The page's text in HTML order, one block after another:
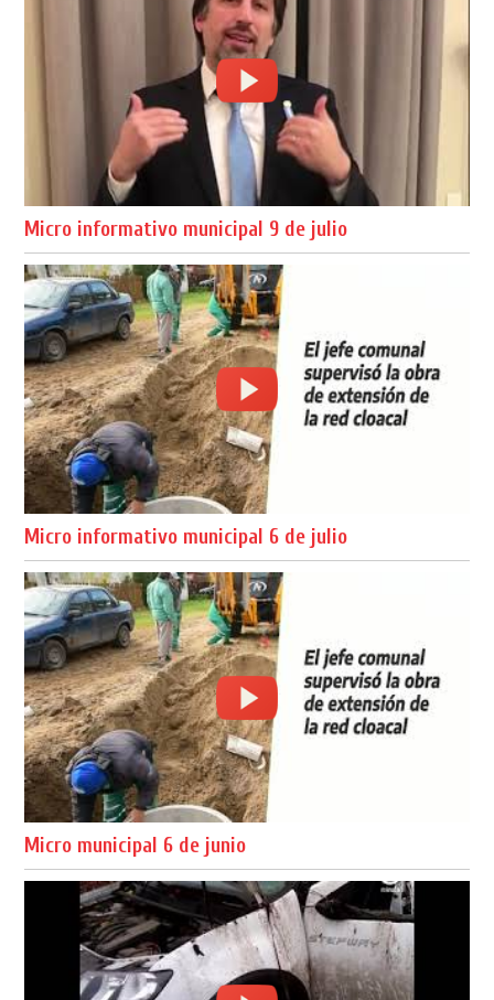
Micro informativo municipal 9 de julio
Micro informativo municipal 6 de julio
Micro municipal 6 de junio